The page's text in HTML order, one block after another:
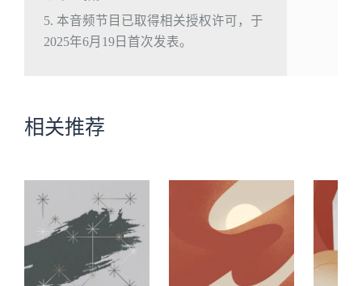
5. 本音频节目已取得相关授权许可，于
2025年6月19日首次发表。
相关推荐